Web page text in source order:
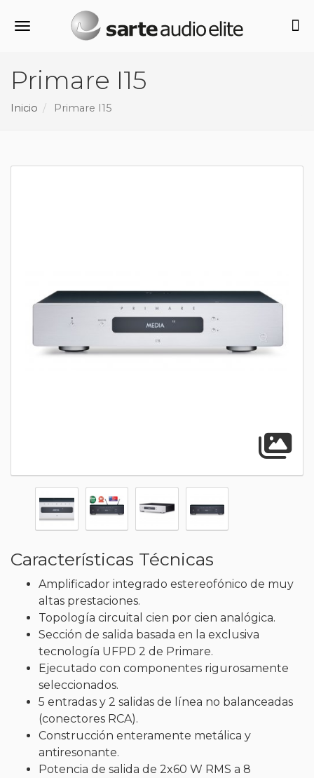
Alternar navegación
Primare I15
Inicio Primare I15
Características Técnicas
Amplificador integrado estereofónico de muy
altas prestaciones.
Topología circuital cien por cien analógica.
Sección de salida basada en la exclusiva
tecnología UFPD 2 de Primare.
Ejecutado con componentes rigurosamente
seleccionados.
5 entradas y 2 salidas de línea no balanceadas
(conectores RCA).
Construcción enteramente metálica y
antiresonante.
Potencia de salida de 2x60 W RMS a 8